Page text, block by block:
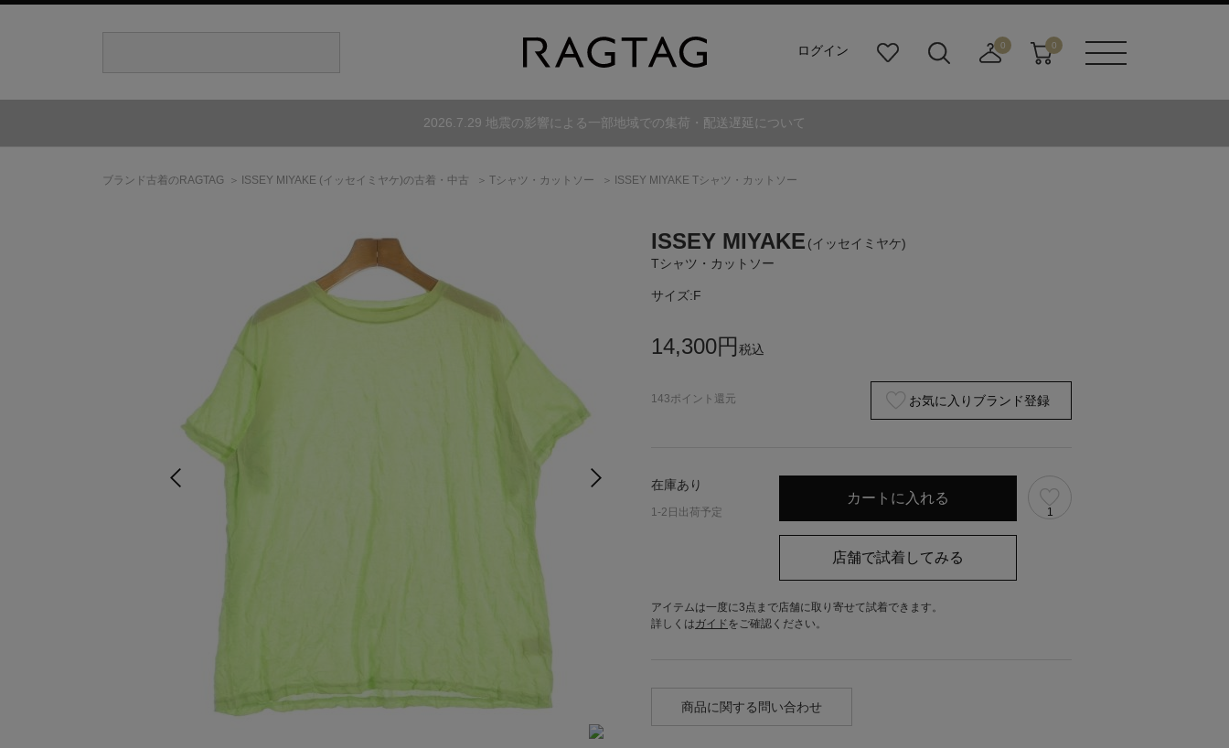
ログイン
り
ダ
0
寄
0
2026.7.29 地震の影響による一部地域での集荷・配送遅延について
ブランド古着のRAGTAG ISSEY MIYAKE (イッセイミヤケ)の古着・中古 Tシャツ・カットソー ISSEY MIYAKE Tシャツ・カットソー
ISSEY MIYAKE (イッセイミヤケ)
Tシャツ・カットソー
サイズ:F
14,300円 税込
143ポイント還元 お気に入りブランド登録
在庫あり
1-2日出荷予定 1
アイテムは一度に3点まで店舗に取り寄せて試着できます。
詳しくはガイド をご確認ください。
商品に関する問い合わせ